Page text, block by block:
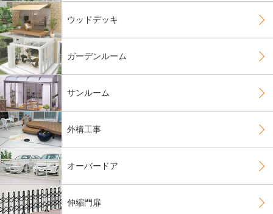
ウッドデッキ
ガーデンルーム
サンルーム
外構工事
オーバードア
伸縮門扉